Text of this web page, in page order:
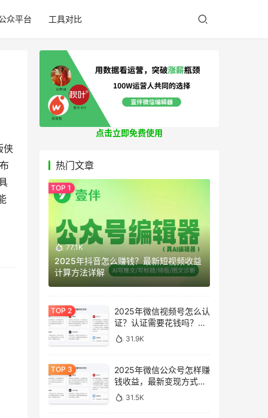
众平台 工具对比
侠
点击立即免费使用
热门文章
77.1K
2025年抖音怎么赚钱？最新短视频收益
计算方法详解
2025年微信视频号怎么认
证？认证需要花钱吗？最
新完整指南
31.9K
2025年微信公众号怎样赚
钱收益，最新变现方式完
整指南
31.5K